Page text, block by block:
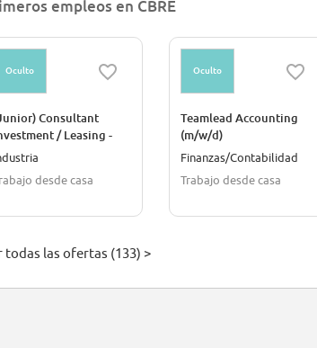
empleos en CBRE
Oculto
Consultant
/ Leasing -
& Industrie
desde casa
Oculto
Teamlead Accounting
(m/w/d)
Finanzas/Contabilidad
Trabajo desde casa
todas las ofertas (133) >